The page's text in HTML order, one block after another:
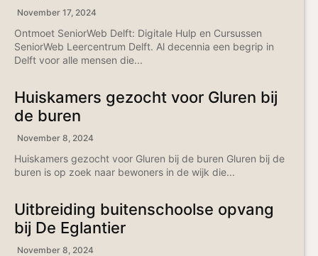
November 17, 2024
Ontmoet SeniorWeb Delft: Digitale Hulp en Cursussen
SeniorWeb Leercentrum Delft. Al decennia een begrip in
Delft voor alle mensen die...
Huiskamers gezocht voor Gluren bij
de buren
November 8, 2024
Huiskamers gezocht voor Gluren bij de buren Gluren bij de
buren is op zoek naar bewoners in de wijk die...
Uitbreiding buitenschoolse opvang
bij De Eglantier
November 8, 2024